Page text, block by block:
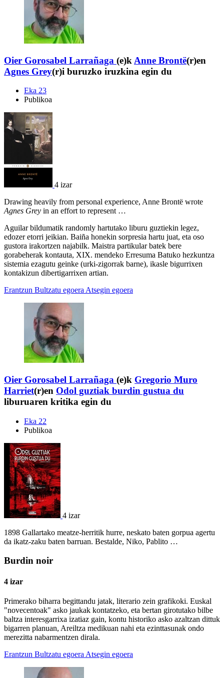
Oier Gorosabel Larrañaga (e)k Anne Brontë(r)en
Agnes Grey(r)i buruzko iruzkina egin du
Eka 23
Publikoa
4 izar
Drawing heavily from personal experience, Anne Brontë wrote
Agnes Grey in an effort to represent …
Aguilar bildumatik randomly hartutako liburu guztiekin legez,
edozer etorri jeikian. Baiña honekin sorpresia hartu juat, eta oso
gustora irakortzen najabilk. Maistra partikular batek bere
gorabeherak kontauta, XIX. mendeko Erresuma Batuko hezkuntza
sistemia ezagutu geinke (urki-zigorrak barne), ikasle bigurrixen
kontakizun dibertigarrixen artian.
Erantzun Bultzatu egoera Atsegin egoera
Oier Gorosabel Larrañaga (e)k Gregorio Muro
Harriet(r)en Odol guztiak burdin gustua du
liburuaren kritika egin du
Eka 22
Publikoa
4 izar
1898 Gallartako meatze-herritik hurre, neskato baten gorpua agertu
da ikatz-zaku baten barruan. Bestalde, Niko, Pablito …
Burdin noir
4 izar
Primerako biharra begittandu jatak, literario zein grafikoki. Euskal
"novecentoak" asko jaukak kontatzeko, eta bertan girotutako bilbe
baltza interesgarrixa izatiaz gain, kontu historiko asko azaltzan dittuk
bigarren planuan, Areiltza medikuan nahi eta ezinttasunak ondo
merezitta nabarmentzen dirala.
Erantzun Bultzatu egoera Atsegin egoera